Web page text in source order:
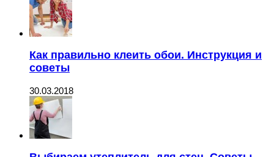
Как правильно клеить обои. Инструкция и
советы
30.03.2018